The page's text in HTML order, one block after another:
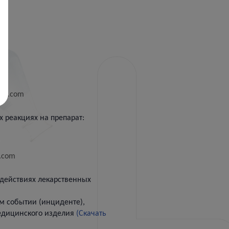
на препарат:
лекарственных
событии (инциденте),
изделия (Скачать